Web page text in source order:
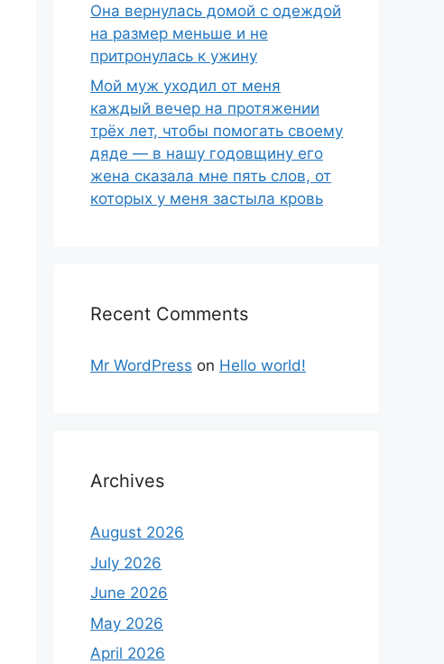
Она вернулась домой с одеждой
на размер меньше и не
притронулась к ужину
Мой муж уходил от меня
каждый вечер на протяжении
трёх лет, чтобы помогать своему
дяде — в нашу годовщину его
жена сказала мне пять слов, от
которых у меня застыла кровь
Recent Comments
Mr WordPress on Hello world!
Archives
August 2026
July 2026
June 2026
May 2026
April 2026